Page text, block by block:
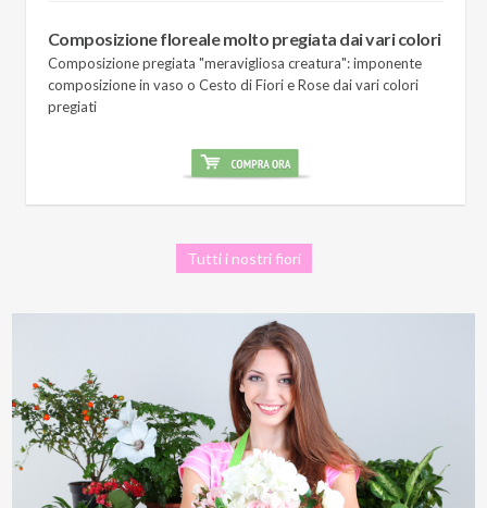
Composizione floreale molto pregiata dai vari colori
Composizione pregiata "meravigliosa creatura": imponente
composizione in vaso o Cesto di Fiori e Rose dai vari colori
pregiati
Tutti i nostri fiori